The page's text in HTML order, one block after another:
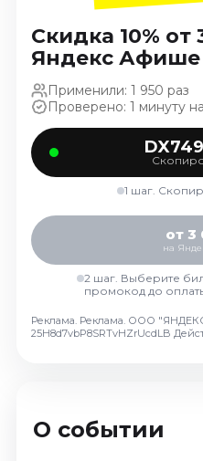
Декабрь 2026
Январь 2027
Площадки
Скидка 10% от
Яндекс Афише
Применили: 1 950 раз
Проверено: 1 минуту
1 шаг.
от 3
на
2 шаг. Выберите
промокод до
Реклама. Реклама. ООО
25H8d7vbP8SRTvHZrUcdLB
О событии